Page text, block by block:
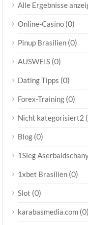
Alle Ergebnisse
Online-Casino (0)
Pinup Brasilien (0)
AUSWEIS (0)
Dating Tipps (0)
Forex-Training (0)
Nicht kategorisiert2
Blog (0)
1Sieg
1xbet Brasilien (0)
Slot (0)
karabasmedia.com (0)